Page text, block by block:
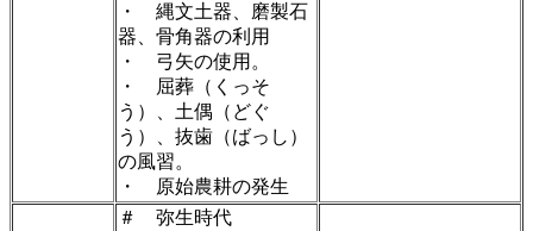
・ 縄文土器、磨製石
器、骨角器の利用
・ 弓矢の使用。
・ 屈葬（くっそ
う）、土偶（どぐ
う）、抜歯（ばっし）
の風習。
・ 原始農耕の発生
＃ 弥生時代